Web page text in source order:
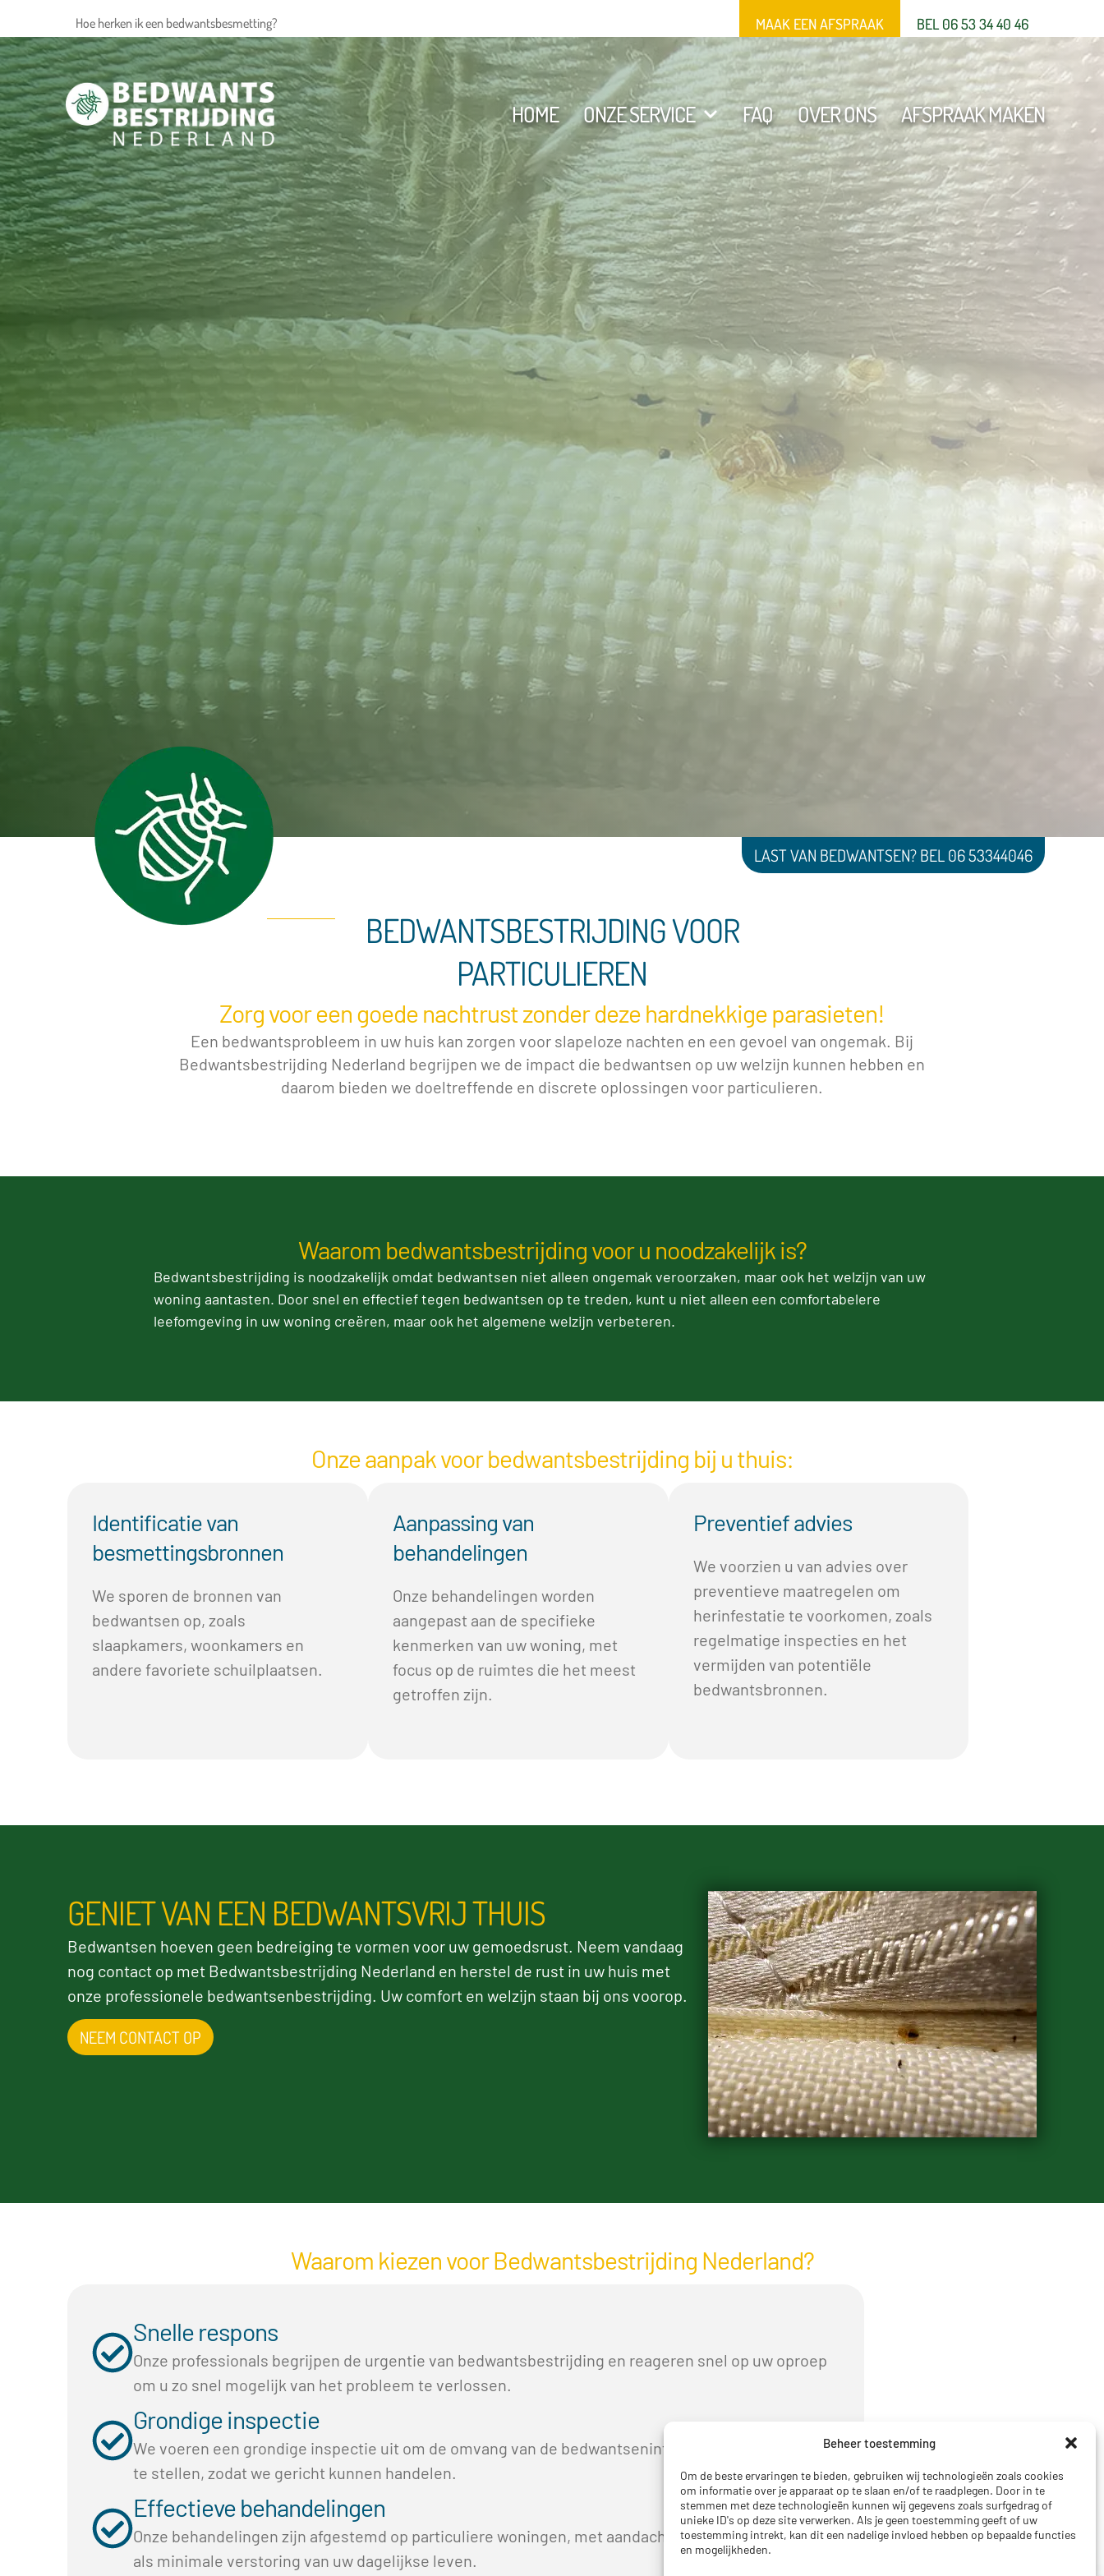
Beheer toestemming
Om de beste ervaringen te bieden, gebruiken wij technologieën zoals cookies
om informatie over je apparaat op te slaan en/of te raadplegen. Door in te
stemmen met deze technologieën kunnen wij gegevens zoals surfgedrag of
unieke ID's op deze site verwerken. Als je geen toestemming geeft of uw
toestemming intrekt, kan dit een nadelige invloed hebben op bepaalde functies
en mogelijkheden.
Hoe herken ik een bedwantsbesmetting? MAAK EEN AFSPRAAK BEL 06 53 34 40 46
HOME ONZE SERVICE FAQ OVER ONS AFSPRAAK MAKEN
LAST VAN BEDWANTSEN? BEL 06 53344046
BEDWANTSBESTRIJDING VOOR
PARTICULIEREN
Zorg voor een goede nachtrust zonder deze hardnekkige parasieten!
Een bedwantsprobleem in uw huis kan zorgen voor slapeloze nachten en een gevoel van ongemak. Bij
Bedwantsbestrijding Nederland begrijpen we de impact die bedwantsen op uw welzijn kunnen hebben en
daarom bieden we doeltreffende en discrete oplossingen voor particulieren.
Waarom bedwantsbestrijding voor u noodzakelijk is?
Bedwantsbestrijding is noodzakelijk omdat bedwantsen niet alleen ongemak veroorzaken, maar ook het welzijn van uw
woning aantasten. Door snel en effectief tegen bedwantsen op te treden, kunt u niet alleen een comfortabelere
leefomgeving in uw woning creëren, maar ook het algemene welzijn verbeteren.
Onze aanpak voor bedwantsbestrijding bij u thuis:
Identificatie van
besmettingsbronnen
We sporen de bronnen van
bedwantsen op, zoals
slaapkamers, woonkamers en
andere favoriete schuilplaatsen.
Aanpassing van
behandelingen
Onze behandelingen worden
aangepast aan de specifieke
kenmerken van uw woning, met
focus op de ruimtes die het meest
getroffen zijn.
Preventief advies
We voorzien u van advies over
preventieve maatregelen om
herinfestatie te voorkomen, zoals
regelmatige inspecties en het
vermijden van potentiële
bedwantsbronnen.
GENIET VAN EEN BEDWANTSVRIJ THUIS
Bedwantsen hoeven geen bedreiging te vormen voor uw gemoedsrust. Neem vandaag
nog contact op met Bedwantsbestrijding Nederland en herstel de rust in uw huis met
onze professionele bedwantsenbestrijding. Uw comfort en welzijn staan bij ons voorop.
NEEM CONTACT OP
Waarom kiezen voor Bedwantsbestrijding Nederland?
Snelle respons
Onze professionals begrijpen de urgentie van bedwantsbestrijding en reageren snel op uw oproep
om u zo snel mogelijk van het probleem te verlossen.
Grondige inspectie
We voeren een grondige inspectie uit om de omvang van de bedwantseninfestatie in uw huis vast
te stellen, zodat we gericht kunnen handelen.
Effectieve behandelingen
Onze behandelingen zijn afgestemd op particuliere woningen, met aandacht voor zowel effectiviteit
als minimale verstoring van uw dagelijkse leven.